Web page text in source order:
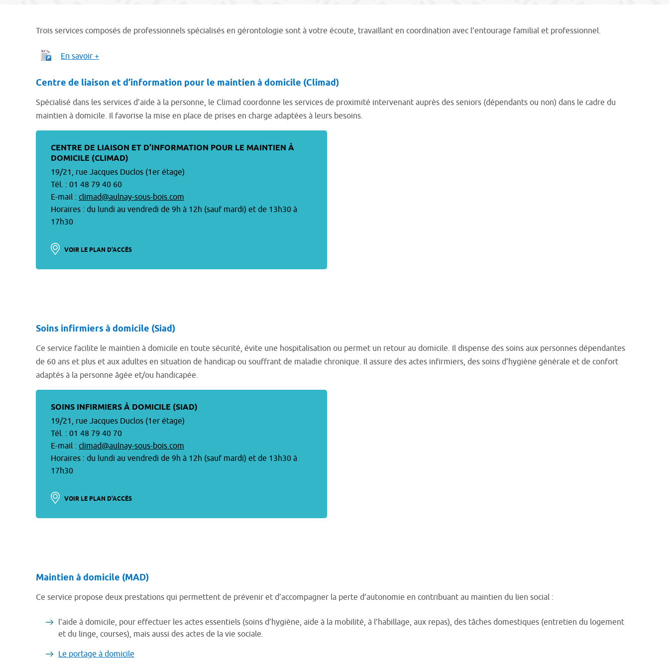
Trois services composés de professionnels spécialisés en gérontologie sont à votre écoute, travaillant en coordination avec l’entourage familial et professionnel.
En savoir +
Centre de liaison et d’information pour le maintien à domicile (Climad)
Spécialisé dans les services d’aide à la personne, le Climad coordonne les services de proximité intervenant auprès des seniors (dépendants ou non) dans le cadre du
maintien à domicile. Il favorise la mise en place de prises en charge adaptées à leurs besoins.
CENTRE DE LIAISON ET D’INFORMATION POUR LE MAINTIEN À
DOMICILE (CLIMAD)
19/21, rue Jacques Duclos (1er étage)
Tél. : 01 48 79 40 60
E-mail : climad@aulnay-sous-bois.com
Horaires : du lundi au vendredi de 9h à 12h (sauf mardi) et de 13h30 à
17h30
VOIR LE PLAN D'ACCÈS
Soins infirmiers à domicile (Siad)
Ce service facilite le maintien à domicile en toute sécurité, évite une hospitalisation ou permet un retour au domicile. Il dispense des soins aux personnes dépendantes
de 60 ans et plus et aux adultes en situation de handicap ou souffrant de maladie chronique. Il assure des actes infirmiers, des soins d’hygiène générale et de confort
adaptés à la personne âgée et/ou handicapée.
SOINS INFIRMIERS À DOMICILE (SIAD)
19/21, rue Jacques Duclos (1er étage)
Tél. : 01 48 79 40 70
E-mail : climad@aulnay-sous-bois.com
Horaires : du lundi au vendredi de 9h à 12h (sauf mardi) et de 13h30 à
17h30
VOIR LE PLAN D'ACCÈS
Maintien à domicile (MAD)
Ce service propose deux prestations qui permettent de prévenir et d’accompagner la perte d’autonomie en contribuant au maintien du lien social :
l’aide à domicile, pour effectuer les actes essentiels (soins d’hygiène, aide à la mobilité, à l’habillage, aux repas), des tâches domestiques (entretien du logement
et du linge, courses), mais aussi des actes de la vie sociale.
Le portage à domicile